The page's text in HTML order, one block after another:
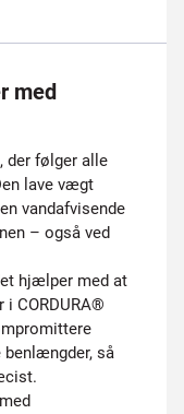
med
der følger alle
lave vægt
vandafvisende
– også ved
hjælper med at
CORDURA®
så